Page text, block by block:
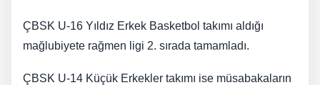
ÇBSK U-16 Yıldız Erkek Basketbol takımı aldığı
mağlubiyete rağmen ligi 2. sırada tamamladı.
ÇBSK U-14 Küçük Erkekler takımı ise müsabakaların